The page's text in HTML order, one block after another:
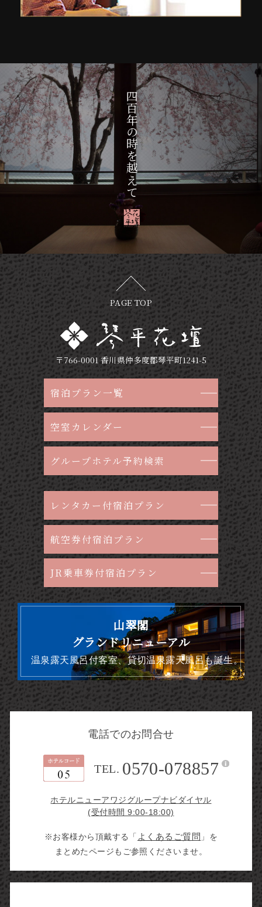
四百年の時を越えて
PAGE TOP
〒766-0001 香川県仲多度郡琴平町1241-5
宿泊プラン一覧
空室カレンダー
グループホテル予約検索
レンタカー付宿泊プラン
航空券付宿泊プラン
JR乗車券付宿泊プラン
山翠閣
グランドリニューアル
温泉露天風呂付客室、貸切温泉露天風呂も誕生。
電話でのお問合せ
TEL. 0570-078857
ホテルニューアワジグループナビダイヤル
(受付時間 9:00-18:00)
※お客様から頂戴する「 よくあるご質問 」を
まとめたページもご参照くださいませ。